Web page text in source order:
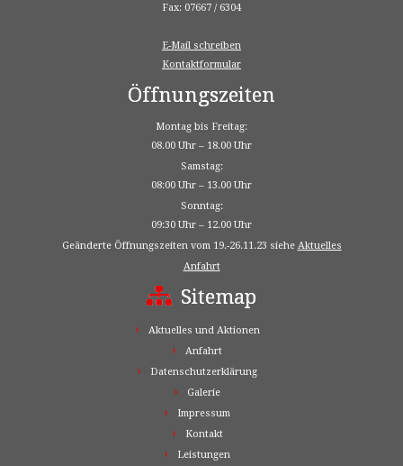
Fax: 07667 / 6304
E-Mail schreiben
Kontaktformular
Öffnungszeiten
Montag bis Freitag:
08.00 Uhr – 18.00 Uhr
Samstag:
08:00 Uhr – 13.00 Uhr
Sonntag:
09:30 Uhr – 12.00 Uhr
Geänderte Öffnungszeiten vom 19.-26.11.23 siehe Aktuelles
Anfahrt
Sitemap
Aktuelles und Aktionen
Anfahrt
Datenschutzerklärung
Galerie
Impressum
Kontakt
Leistungen